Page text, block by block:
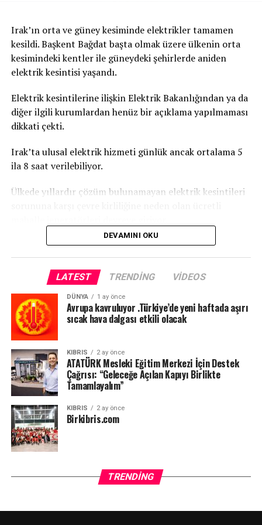
Irak’ın orta ve güney kesiminde elektrikler tamamen
kesildi. Başkent Bağdat başta olmak üzere ülkenin orta
kesimindeki kentler ile güneydeki şehirlerde aniden
elektrik kesintisi yaşandı.
Elektrik kesintilerine ilişkin Elektrik Bakanlığından ya da
diğer ilgili kurumlardan henüz bir açıklama yapılmaması
dikkati çekti.
Irak’ta ulusal elektrik hizmeti günlük ancak ortalama 5
ila 8 saat verilebiliyor.
Ülkede yıllardır çözüm bulunamayan elektrik kesintileri
DEVAMINI OKU
LATEST TRENDING VIDEOS
DÜNYA 1 ay önce
Avrupa kavruluyor .Türkiye’de yeni haftada aşırı
sıcak hava dalgası etkili olacak
KIBRIS 2 ay önce
ATATÜRK Mesleki Eğitim Merkezi İçin Destek
Çağrısı: “Geleceğe Açılan Kapıyı Birlikte
Tamamlayalım”
KIBRIS 2 ay önce
Birkibris.com
TRENDING